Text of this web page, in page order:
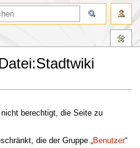
berechtigt, die Seite zu
die der Gruppe „
Benutzer“